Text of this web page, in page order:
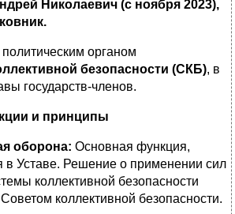
Николаевич (с ноября 2023),
органом
безопасности (СКБ), в
государств-членов.
и принципы
оборона: Основная функция,
в Уставе. Решение о применении сил
коллективной безопасности
коллективной безопасности.